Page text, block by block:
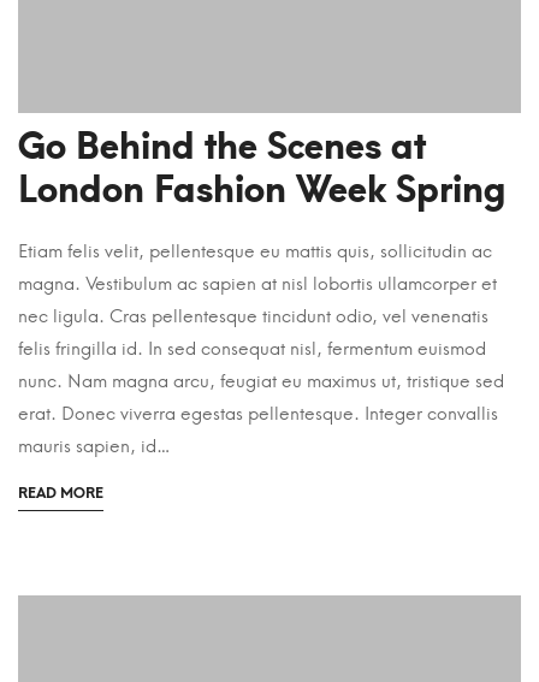
Go Behind the Scenes at
London Fashion Week Spring
Etiam felis velit, pellentesque eu mattis quis, sollicitudin ac
magna. Vestibulum ac sapien at nisl lobortis ullamcorper et
nec ligula. Cras pellentesque tincidunt odio, vel venenatis
felis fringilla id. In sed consequat nisl, fermentum euismod
nunc. Nam magna arcu, feugiat eu maximus ut, tristique sed
erat. Donec viverra egestas pellentesque. Integer convallis
mauris sapien, id…
READ MORE